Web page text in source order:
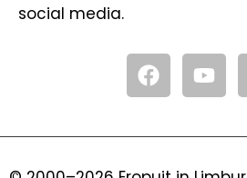
social media.
F
a
c
o
Y
o
u
b